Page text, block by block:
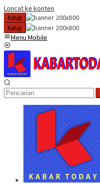
Loncat ke konten
tutup
tutup
Menu Mobile